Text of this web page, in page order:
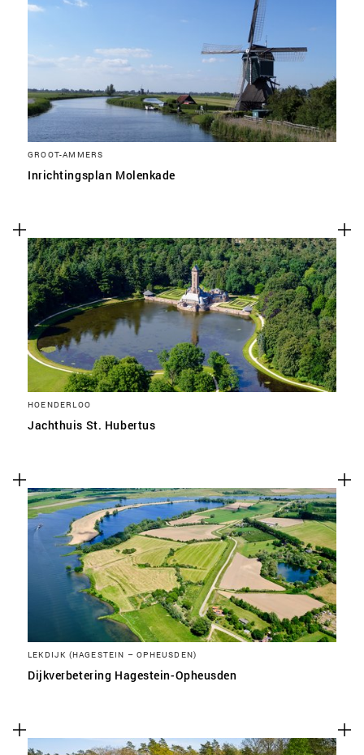
GROOT-AMMERS
Inrichtingsplan Molenkade
HOENDERLOO
Jachthuis St. Hubertus
LEKDIJK (HAGESTEIN – OPHEUSDEN)
Dijkverbetering Hagestein-Opheusden